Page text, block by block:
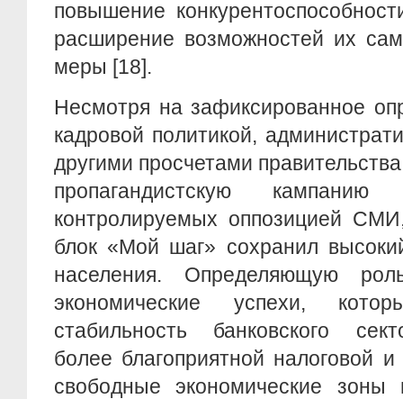
повышение
расширение возможностей их
меры [18].
Несмотря на зафиксированное
кадровой политикой,
другими просчетами
пропагандистскую
контролируемых оппозицией
блок «Мой шаг» сохранил
населения. Определяющую
экономические успехи,
стабильность банковского
более благоприятной налоговой
свободные экономические зоны